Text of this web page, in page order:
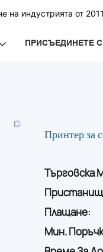
индустрията от
ПРИСЪЕДИНЕТЕ
Принтер
Търговска
Плащане:
Мин.